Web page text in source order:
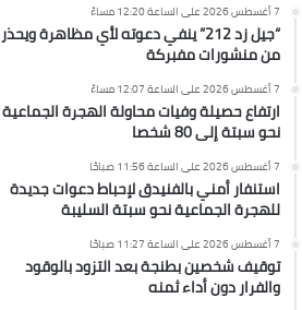
7 أغسطس 2026 على الساعة 12:20 مساءً
“جيل زد 212” ينفي دعوته لأي مظاهرة ويحذر
من منشورات مفبركة
7 أغسطس 2026 على الساعة 12:07 مساءً
ارتفاع حصيلة وفيات محاولة الهجرة الجماعية
نحو سبتة إلى 80 شخصا
7 أغسطس 2026 على الساعة 11:56 صباحًا
استنفار أمني بالفنيدق لإحباط دعوات جديدة
للهجرة الجماعية نحو سبتة السليبة
7 أغسطس 2026 على الساعة 11:27 صباحًا
توقيف شخصين بطنجة بعد التزود بالوقود
والفرار دون أداء ثمنه